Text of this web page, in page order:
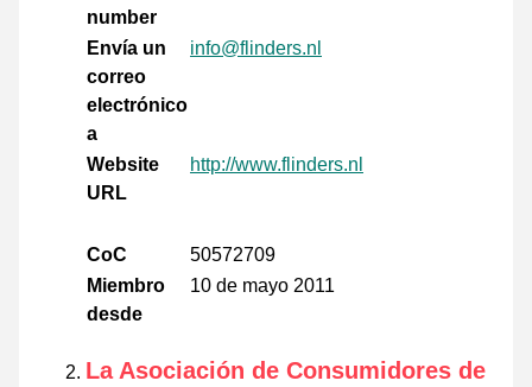
number
Envía un
correo
electrónico
a
info@flinders.nl
Website
URL
http://www.flinders.nl
CoC
50572709
Miembro
desde
10 de mayo 2011
La Asociación de Consumidores de